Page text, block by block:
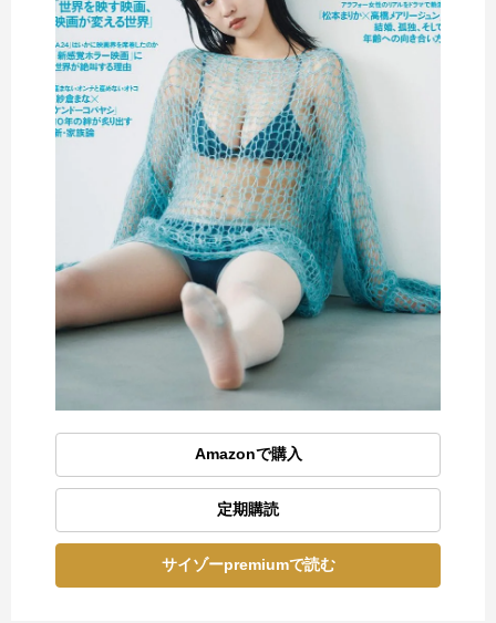
Amazonで購入
定期購読
サイゾーpremiumで読む